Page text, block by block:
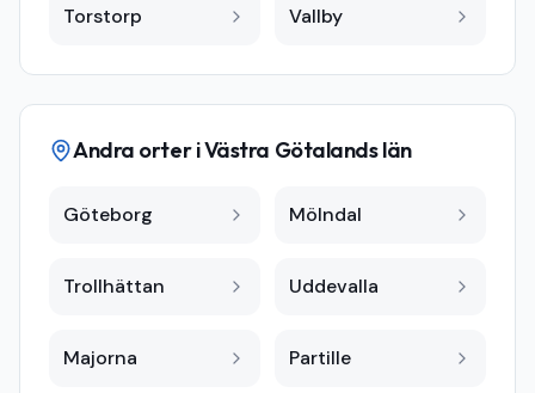
Torstorp Vallby
Andra orter iVästra Götalands län
Göteborg Mölndal
Trollhättan Uddevalla
Majorna Partille